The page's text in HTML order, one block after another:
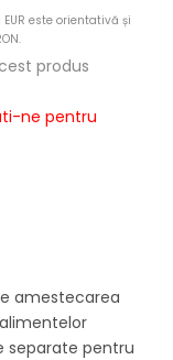
este orientativă și
produs
ne pentru
amestecarea
separate pentru